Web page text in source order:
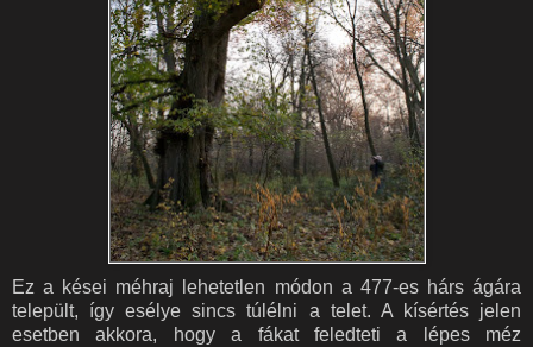
Ez a kései méhraj lehetetlen módon a 477-es hárs ágára
települt, így esélye sincs túlélni a telet. A kísértés jelen
esetben akkora, hogy a fákat feledteti a lépes méz